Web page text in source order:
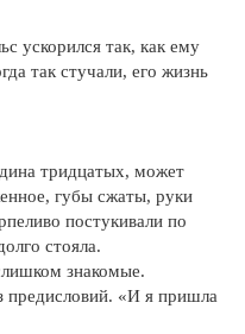
ускорился так, как ему
так стучали, его жизнь
тридцатых, может
губы сжаты, руки
постукивали по
стояла.
знакомые.
предисловий. «И я пришла